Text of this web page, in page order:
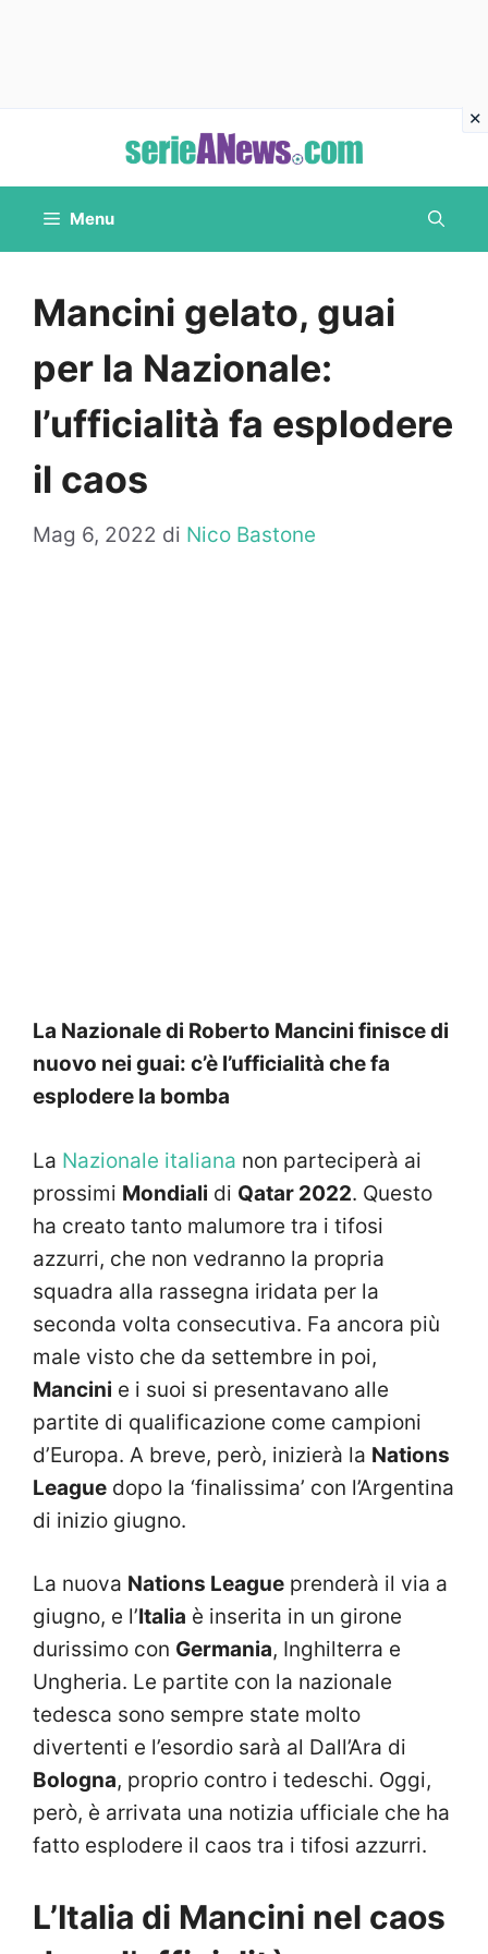
contenuto
Menu
Mancini gelato, guai
per la Nazionale:
l’ufficialità fa esplodere
il caos
Mag 6, 2022 di Nico Bastone
La Nazionale di Roberto Mancini finisce di
nuovo nei guai: c’è l’ufficialità che fa
esplodere la bomba
La Nazionale italiana non parteciperà ai
prossimi Mondiali di Qatar 2022. Questo
ha creato tanto malumore tra i tifosi
azzurri, che non vedranno la propria
squadra alla rassegna iridata per la
seconda volta consecutiva. Fa ancora più
male visto che da settembre in poi,
Mancini e i suoi si presentavano alle
partite di qualificazione come campioni
d’Europa. A breve, però, inizierà la Nations
League dopo la ‘finalissima’ con l’Argentina
di inizio giugno.
La nuova Nations League prenderà il via a
giugno, e l’Italia è inserita in un girone
durissimo con Germania, Inghilterra e
Ungheria. Le partite con la nazionale
tedesca sono sempre state molto
divertenti e l’esordio sarà al Dall’Ara di
Bologna, proprio contro i tedeschi. Oggi,
però, è arrivata una notizia ufficiale che ha
fatto esplodere il caos tra i tifosi azzurri.
L’Italia di Mancini nel caos